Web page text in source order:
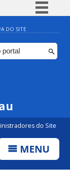
BR
DO SITE
do Site
MENU